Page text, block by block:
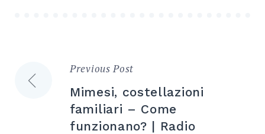
Navigazione
articoli
Previous Post
Mimesi, costellazioni
familiari – Come
funzionano? | Radio